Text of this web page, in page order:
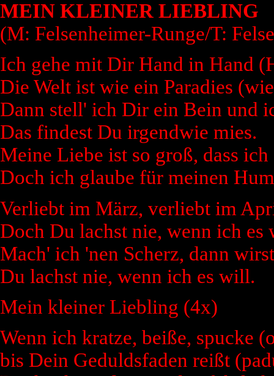
MEIN KLEINER LIEBLING
(M: Felsenheimer-Runge/T:
Ich gehe mit Dir Hand in Hand
Die Welt ist wie ein Paradies
Dann stell' ich Dir ein Bein und
Das findest Du irgendwie mies.
Meine Liebe ist so groß, dass
Doch ich glaube für meinen
Verliebt im März, verliebt im
Doch Du lachst nie, wenn ich es
Mach' ich 'nen Scherz, dann
Du lachst nie, wenn ich es will.
Mein kleiner Liebling (4x)
Wenn ich kratze, beiße, spucke
bis Dein Geduldsfaden reißt